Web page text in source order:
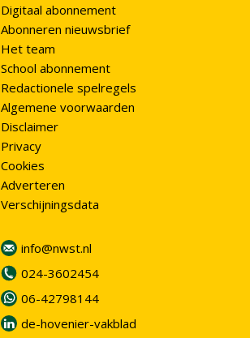
Digitaal abonnement
Abonneren nieuwsbrief
Het team
School abonnement
Redactionele spelregels
Algemene voorwaarden
Disclaimer
Privacy
Cookies
Adverteren
Verschijningsdata
info@nwst.nl
024-3602454
06-42798144
de-hovenier-vakblad